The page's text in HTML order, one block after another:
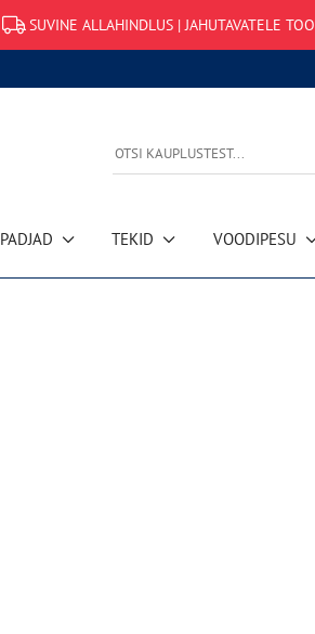
SUVINE ALLAHINDLUS | JAHUTAVATELE
PADJAD TEKID VOODIPESU